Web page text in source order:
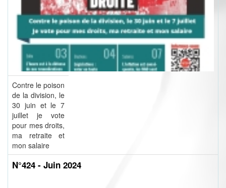
Contre le poison
de la division, le
30 juin et le 7
juillet je vote
pour mes droits,
ma retraite et
mon salaire
N°424 - Juin 2024